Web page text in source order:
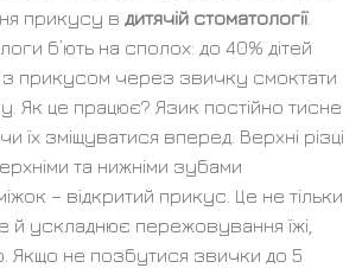
прикусу в дитячій стоматології.
б’ють на сполох: до 40% дітей
прикусом через звичку смоктати
Як це працює? Язик постійно тисне
їх зміщуватися вперед. Верхні різці
та нижніми зубами
– відкритий прикус. Це не тільки
й ускладнює пережовування їжі,
Якщо не позбутися звички до 5